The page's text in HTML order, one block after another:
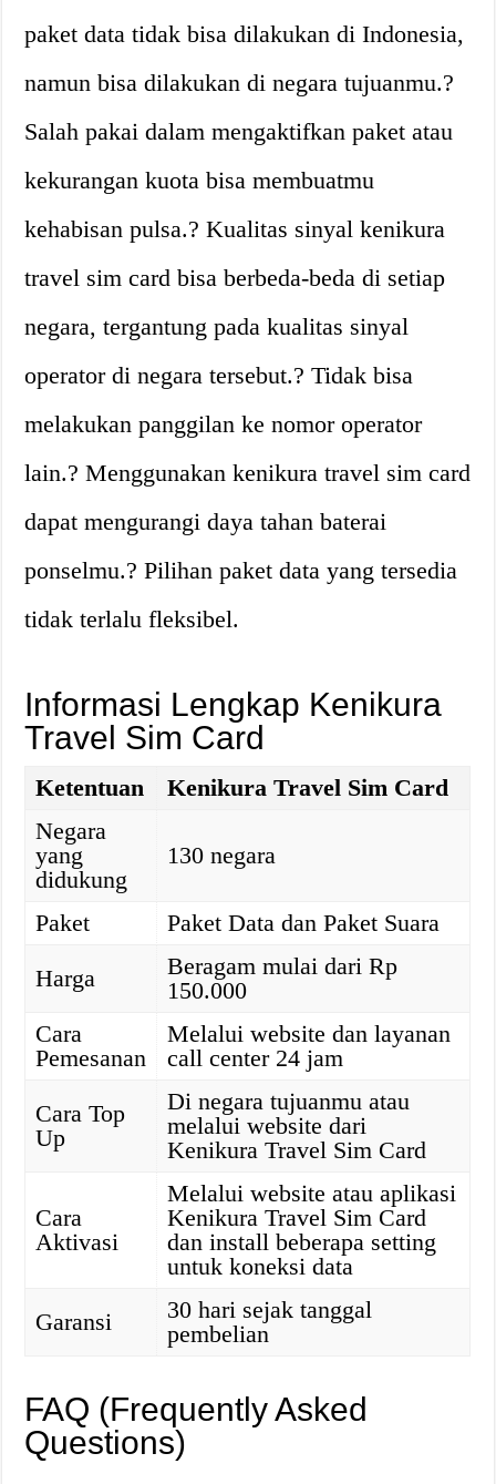
paket data tidak bisa dilakukan di Indonesia,
namun bisa dilakukan di negara tujuanmu.?
Salah pakai dalam mengaktifkan paket atau
kekurangan kuota bisa membuatmu
kehabisan pulsa.? Kualitas sinyal kenikura
travel sim card bisa berbeda-beda di setiap
negara, tergantung pada kualitas sinyal
operator di negara tersebut.? Tidak bisa
melakukan panggilan ke nomor operator
lain.? Menggunakan kenikura travel sim card
dapat mengurangi daya tahan baterai
ponselmu.? Pilihan paket data yang tersedia
tidak terlalu fleksibel.
Informasi Lengkap Kenikura
Travel Sim Card
Ketentuan
Kenikura Travel Sim Card
Negara
yang
didukung
130 negara
Paket
Paket Data dan Paket Suara
Harga
Beragam mulai dari Rp
150.000
Cara
Pemesanan
Melalui website dan layanan
call center 24 jam
Cara Top
Up
Di negara tujuanmu atau
melalui website dari
Kenikura Travel Sim Card
Cara
Aktivasi
Melalui website atau aplikasi
Kenikura Travel Sim Card
dan install beberapa setting
untuk koneksi data
Garansi
30 hari sejak tanggal
pembelian
FAQ (Frequently Asked
Questions)